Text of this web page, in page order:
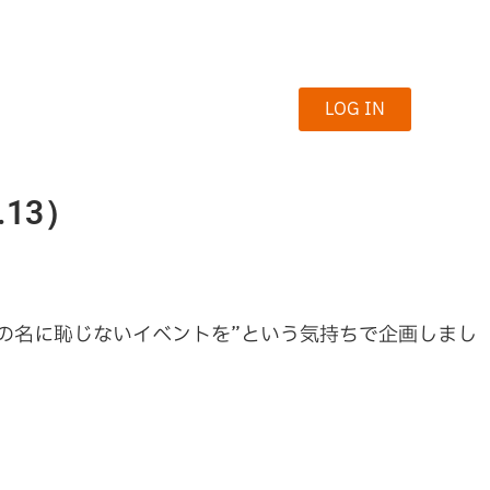
LOG IN
）
名に恥じないイベントを”という気持ちで企画しまし